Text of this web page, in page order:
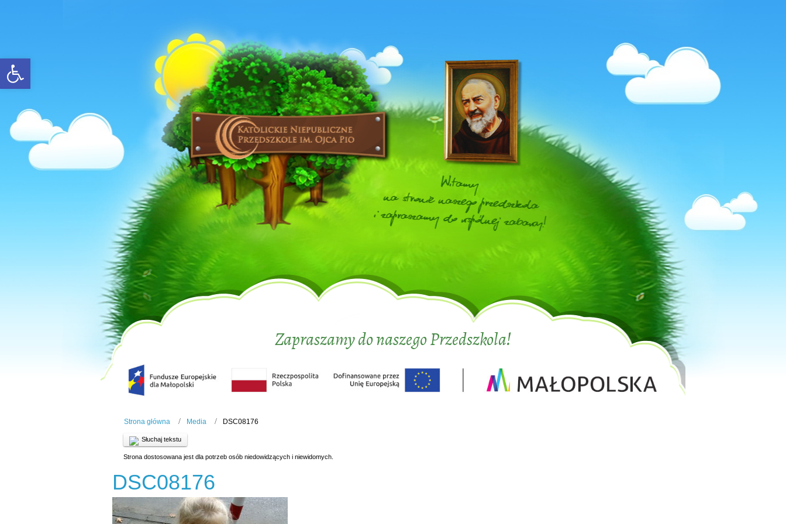
Open toolbar
Zapraszamy do naszego Przedszkola!
Strona główna Media DSC08176
Słuchaj tekstu
Strona dostosowana jest dla potrzeb osób niedowidzących i niewidomych.
DSC08176